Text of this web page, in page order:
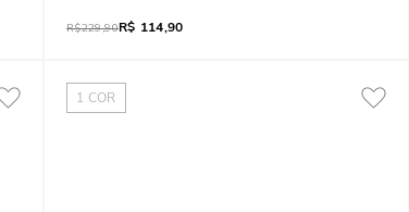
R$229,90R$ 114,90
1 COR